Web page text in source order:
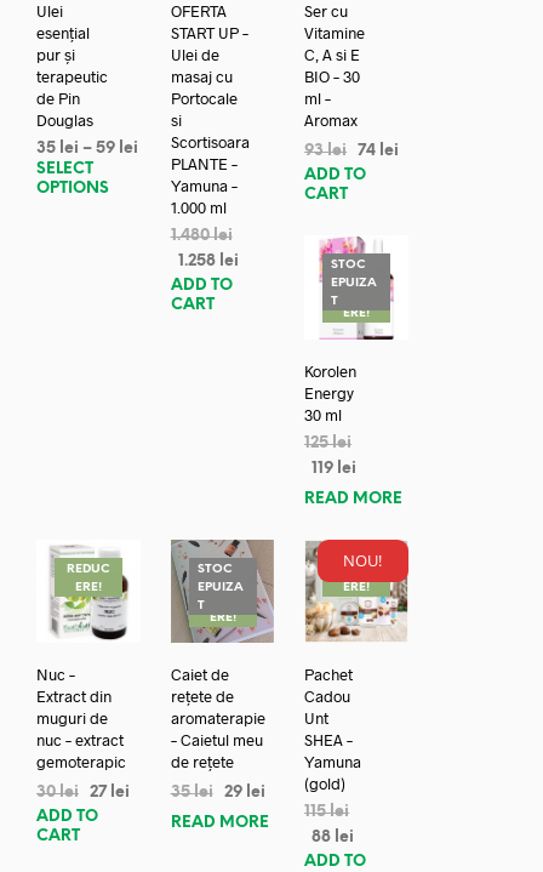
Ulei
esențial
pur și
terapeutic
de Pin
Douglas
35 lei – 59 lei
SELECT
OPTIONS
OFERTA
START UP –
Ulei de
masaj cu
Portocale
si
Scortisoara
PLANTE –
Yamuna –
1.000 ml
1.480lei
1.258 lei
ADD TO
CART
Ser cu
Vitamine
C, A si E
BIO – 30
ml –
Aromax
93lei 74 lei
ADD TO
CART
STOC
EPUIZA
TREDUC
ERE!
Korolen
Energy
30 ml
125lei
119 lei
READ MORE
REDUC
ERE!
Nuc –
Extract din
muguri de
nuc – extract
gemoterapic
30lei 27 lei
ADD TO
CART
STOC
EPUIZA
TREDUC
ERE!
Caiet de
rețete de
aromaterapie
– Caietul meu
de rețete
35lei 29 lei
READ MORE
NOU!
REDUC
ERE!
Pachet
Cadou
Unt
SHEA –
Yamuna
(gold)
115lei
88 lei
ADD TO